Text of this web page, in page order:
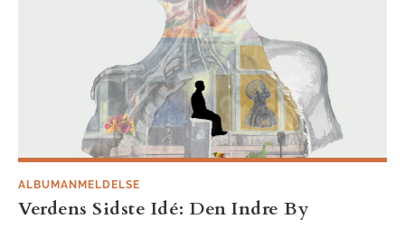
ALBUMANMELDELSE
Verdens Sidste Idé: Den Indre By